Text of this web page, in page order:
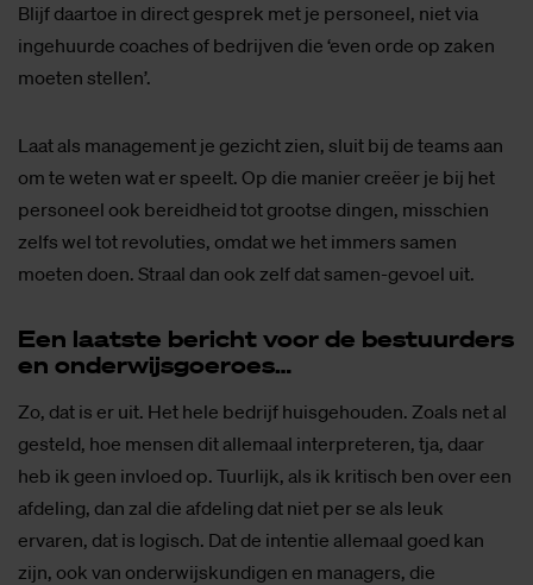
Blijf daartoe in direct gesprek met je personeel, niet via
ingehuurde coaches of bedrijven die ‘even orde op zaken
moeten stellen’.
Laat als management je gezicht zien, sluit bij de teams aan
om te weten wat er speelt. Op die manier creëer je bij het
personeel ook bereidheid tot grootse dingen, misschien
zelfs wel tot revoluties, omdat we het immers samen
moeten doen. Straal dan ook zelf dat samen-gevoel uit.
Een laat­ste be­richt voor de be­stuur­ders
en on­der­wijs­goe­roes…
Zo, dat is er uit. Het hele bedrijf huisgehouden. Zoals net al
gesteld, hoe mensen dit allemaal interpreteren, tja, daar
heb ik geen invloed op. Tuurlijk, als ik kritisch ben over een
afdeling, dan zal die afdeling dat niet per se als leuk
ervaren, dat is logisch. Dat de intentie allemaal goed kan
zijn, ook van onderwijskundigen en managers, die